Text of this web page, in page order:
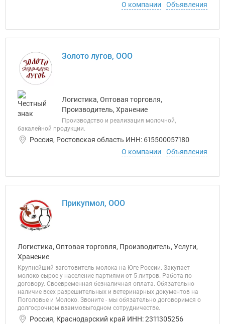
О компании
Объявления
Золото лугов, ООО
Логистика, Оптовая торговля,
Производитель, Хранение
Производство и реализация молочной,
бакалейной продукции.
Россия, Ростовская область ИНН: 615500057180
О компании
Объявления
Прикупмол, ООО
Логистика, Оптовая торговля, Производитель, Услуги,
Хранение
Крупнейший заготовитель молока на Юге России. Закупает
молоко сырое у население партиями от 5 литров. Работа по
договору. Своевременная безналичная оплата. Обязательно
наличие всех разрешительных и ветеринарных документов на
Поголовье и Молоко. Звоните - мы обязательно договоримся о
долгосрочном взаимовыгодном сотрудничестве.
Россия, Краснодарский край ИНН: 2311305256